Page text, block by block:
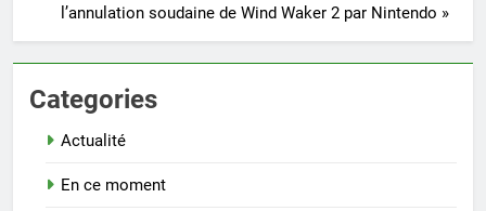
l’annulation soudaine de Wind Waker 2 par Nintendo »
Categories
Actualité
En ce moment